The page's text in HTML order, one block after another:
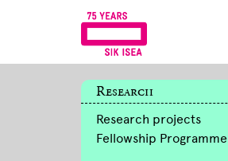
Research
Research projects
Fellowship Programme